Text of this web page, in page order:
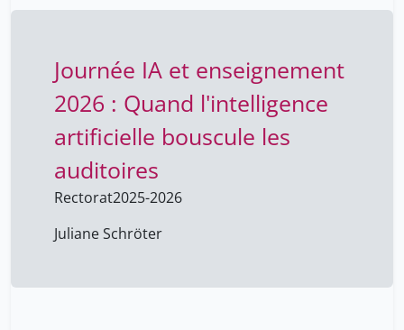
Journée IA et enseignement
2026 : Quand l'intelligence
artificielle bouscule les
auditoires
Rectorat2025-2026
Juliane Schröter